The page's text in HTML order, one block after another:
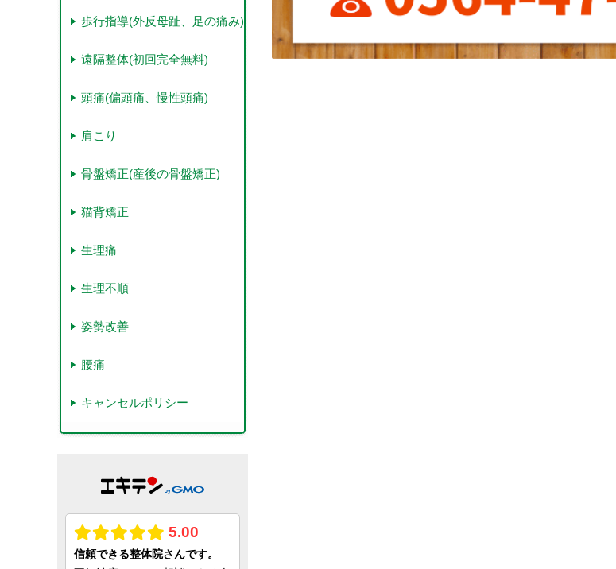
歩行指導(外反母趾、足の痛み)
遠隔整体(初回完全無料)
頭痛(偏頭痛、慢性頭痛)
肩こり
骨盤矯正(産後の骨盤矯正)
猫背矯正
生理痛
生理不順
姿勢改善
腰痛
キャンセルポリシー